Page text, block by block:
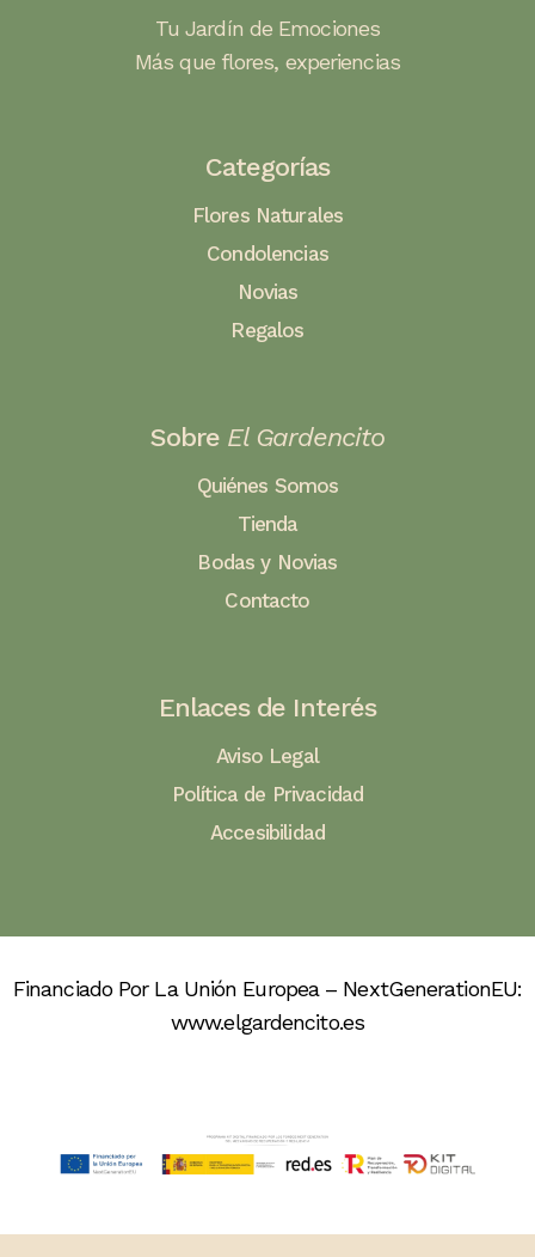
Tu Jardín de Emociones
Más que flores, experiencias
Categorías
Flores Naturales
Condolencias
Novias
Regalos
Sobre El Gardencito
Quiénes Somos
Tienda
Bodas y Novias
Contacto
Enlaces de Interés
Aviso Legal
Política de Privacidad
Accesibilidad
Financiado Por La Unión Europea – NextGenerationEU:
www.elgardencito.es